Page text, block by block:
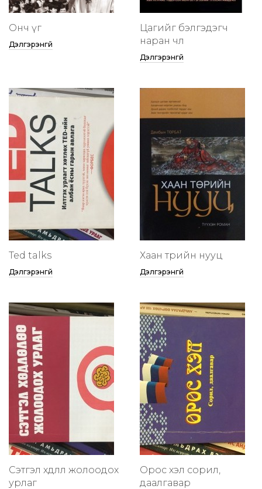
Онч үг
Дэлгэрэнгүй
Цагийг бэлгэдэгч
наран чөлөө
Дэлгэрэнгүй
Ted talks
Дэлгэрэнгүй
Хаан төрийн нууц
Дэлгэрэнгүй
Сэтгэл хөдлөлөө жолоодох
урлаг
Орос хэл сорил,
даалгавар